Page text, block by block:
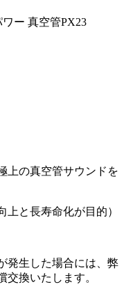
ワー 真空管PX23
の真空管サウンドを
上と長寿命化が目的）
発生した場合には、弊
換いたします。